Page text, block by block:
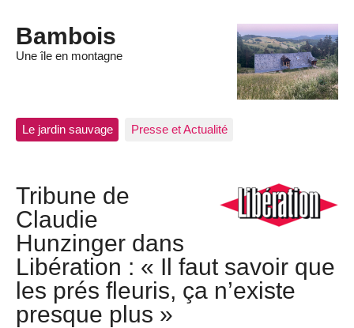
Bambois
Une île en montagne
Le jardin sauvage Presse et Actualité
Tribune de
Claudie
Hunzinger dans
Libération : « Il faut savoir que
les prés fleuris, ça n’existe
presque plus »